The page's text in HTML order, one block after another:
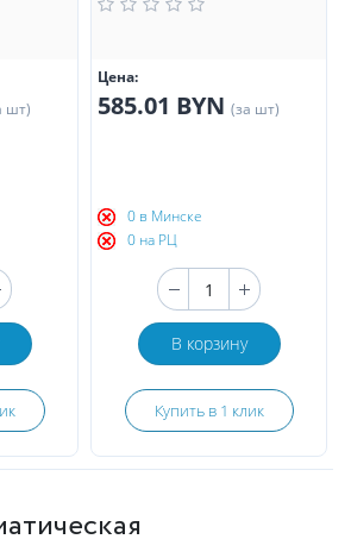
шт)
Цена:
585.01 BYN (за шт)
0 в Минске
0 на РЦ
В корзину
Купить в 1 клик